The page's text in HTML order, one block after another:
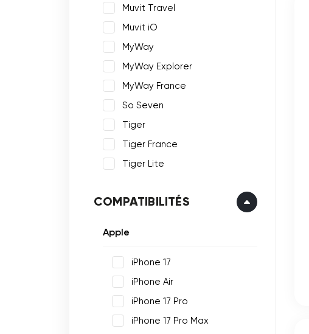
Muvit Travel
Muvit iO
MyWay
MyWay Explorer
MyWay France
So Seven
Tiger
Tiger France
Tiger Lite
COMPATIBILITÉS
Apple
iPhone 17
iPhone Air
iPhone 17 Pro
iPhone 17 Pro Max